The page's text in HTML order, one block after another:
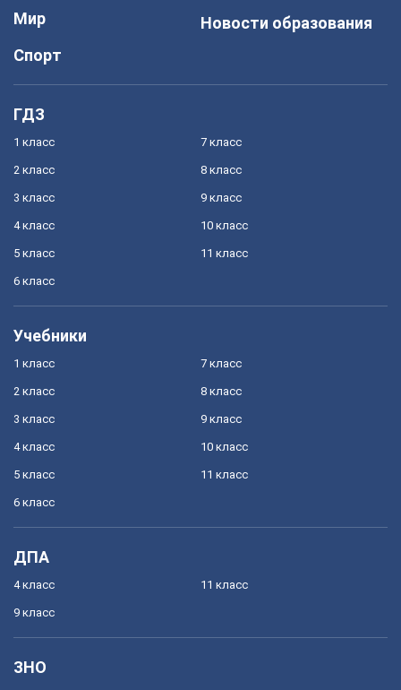
Мир
Спорт
Новости образования
ГДЗ
1 класс
2 класс
3 класс
4 класс
5 класс
6 класс
7 класс
8 класс
9 класс
10 класс
11 класс
Учебники
1 класс
2 класс
3 класс
4 класс
5 класс
6 класс
7 класс
8 класс
9 класс
10 класс
11 класс
ДПА
4 класс
9 класс
11 класс
ЗНО